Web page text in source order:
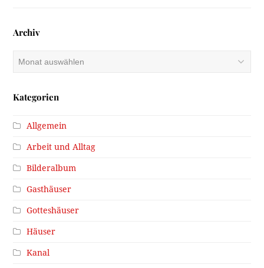
Archiv
Kategorien
Allgemein
Arbeit und Alltag
Bilderalbum
Gasthäuser
Gotteshäuser
Häuser
Kanal